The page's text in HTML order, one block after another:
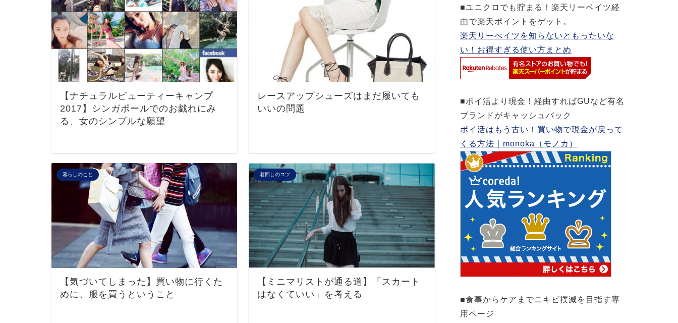
【ナチュラルビューティーキャンプ
2017】シンガポールでのお戯れにみ
る、女のシンプルな願望
レースアップシューズはまだ履いても
いいの問題
暮らしのこと
【気づいてしまった】買い物に行くた
めに、服を買うということ
着回しのコツ
【ミニマリストが通る道】「スカート
はなくていい」を考える
■ユニクロでも貯まる！楽天リーベイツ経
由で楽天ポイントをゲット。
楽天リーべイツを知らないともったいな
い！お得すぎる使い方まとめ
■ポイ活より現金！経由すればGUなど有名
ブランドがキャッシュバック
ポイ活はもう古い！買い物で現金が戻って
くる方法｜monoka（モノカ）
■食事からケアまでニキビ撲滅を目指す専
用ページ